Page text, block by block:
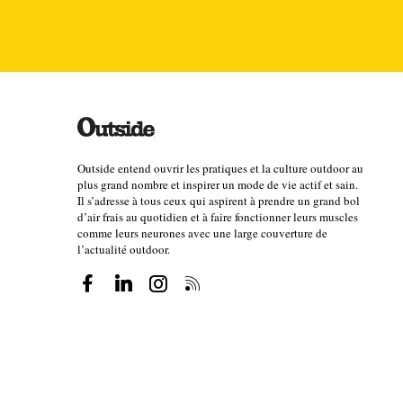
Des années plus tard, à bord du Feral avec
Après le classique Canaries - Cap-Vert, nous
explorer la côte jusqu’aux îles Bijagos puis
idée vague, car un planning serré et un voyage
air faussement détaché. En réalité, je suis
arriver à temps en Amazonie et visiter cette rivière
contraire. Je travaille donc pendant plusieurs mois
Tour”, la seule personne que j’ai pu trouver en
projet, la sécurité de la région et obtenir des
est qu'une fois la route ouverte par nos soins,
C’est donc après une traversée transatlantique de
Outside entend ouvrir les pratiques et la culture outdoor au
plus grand nombre et inspirer un mode de vie actif et sain.
Il s’adresse à tous ceux qui aspirent à prendre un grand bol
d’air frais au quotidien et à faire fonctionner leurs muscles
comme leurs neurones avec une large couverture de
l’actualité outdoor.